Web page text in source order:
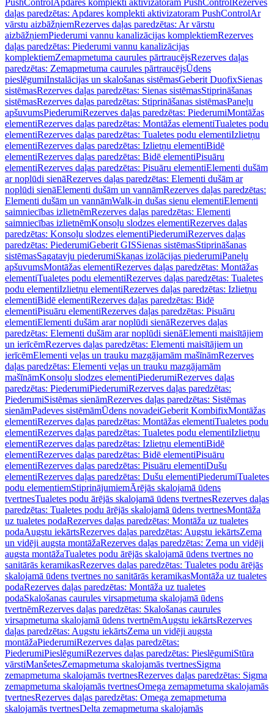
PushControlApdares komplekti aktivizatoram PushControlRezerves
daļas paredzētas: Apdares komplekti aktivizatoram PushControlAr
vārstu aizbāžņiemRezerves daļas paredzētas: Ar vārstu
aizbāžņiemPiederumi vannu kanalizācijas komplektiemRezerves
daļas paredzētas: Piederumi vannu kanalizācijas
komplektiemZemapmetuma caurules pārtraucējsRezerves daļas
paredzētas: Zemapmetuma caurules pārtraucējsŪdens
pieslēgumiInstalācijas un skalošanas sistēmasGeberit DuofixSienas
sistēmasRezerves daļas paredzētas: Sienas sistēmasStiprināšanas
sistēmasRezerves daļas paredzētas: Stiprināšanas sistēmasPaneļu
apšuvumsPiederumiRezerves daļas paredzētas: PiederumiMontāžas
elementiRezerves daļas paredzētas: Montāžas elementiTualetes podu
elementiRezerves daļas paredzētas: Tualetes podu elementiIzlietņu
elementiRezerves daļas paredzētas: Izlietņu elementiBidē
elementiRezerves daļas paredzētas: Bidē elementiPisuāru
elementiRezerves daļas paredzētas: Pisuāru elementiElementi dušām
ar noplūdi sienāRezerves daļas paredzētas: Elementi dušām ar
noplūdi sienāElementi dušām un vannāmRezerves daļas paredzētas:
Elementi dušām un vannāmWalk-in dušas sienu elementiElementi
saimniecības izlietnēmRezerves daļas paredzētas: Elementi
saimniecības izlietnēmKonsoļu slodzes elementiRezerves daļas
paredzētas: Konsoļu slodzes elementiPiederumiRezerves daļas
paredzētas: PiederumiGeberit GISSienas sistēmasStiprināšanas
sistēmasSagatavju piederumiSkaņas izolācijas piederumiPaneļu
apšuvumsMontāžas elementiRezerves daļas paredzētas: Montāžas
elementiTualetes podu elementiRezerves daļas paredzētas: Tualetes
podu elementiIzlietņu elementiRezerves daļas paredzētas: Izlietņu
elementiBidē elementiRezerves daļas paredzētas: Bidē
elementiPisuāru elementiRezerves daļas paredzētas: Pisuāru
elementiElementi dušām arar noplūdi sienāRezerves daļas
paredzētas: Elementi dušām arar noplūdi sienāElementi maisītājiem
un ierīcēmRezerves daļas paredzētas: Elementi maisītājiem un
ierīcēmElementi veļas un trauku mazgājamām mašīnāmRezerves
daļas paredzētas: Elementi veļas un trauku mazgājamām
mašīnāmKonsoļu slodzes elementiPiederumiRezerves daļas
paredzētas: PiederumiPiederumiRezerves daļas paredzētas:
PiederumiSistēmas sienāmRezerves daļas paredzētas: Sistēmas
sienāmPadeves sistēmāmŪdens novadeiGeberit KombifixMontāžas
elementiRezerves daļas paredzētas: Montāžas elementiTualetes podu
elementiRezerves daļas paredzētas: Tualetes podu elementiIzlietņu
elementiRezerves daļas paredzētas: Izlietņu elementiBidē
elementiRezerves daļas paredzētas: Bidē elementiPisuāru
elementiRezerves daļas paredzētas: Pisuāru elementiDušu
elementiRezerves daļas paredzētas: Dušu elementiPiederumiTualetes
podu elementiemStiprinājumiemĀrējās skalojamā ūdens
tvertnesTualetes podu ārējās skalojamā ūdens tvertnesRezerves daļas
paredzētas: Tualetes podu ārējās skalojamā ūdens tvertnesMontāža
uz tualetes podaRezerves daļas paredzētas: Montāža uz tualetes
podaAugstu iekārtsRezerves daļas paredzētas: Augstu iekārtsZema
un vidēji augsta montāžaRezerves daļas paredzētas: Zema un vidēji
augsta montāžaTualetes podu ārējās skalojamā ūdens tvertnes no
sanitārās keramikasRezerves daļas paredzētas: Tualetes podu ārējās
skalojamā ūdens tvertnes no sanitārās keramikasMontāža uz tualetes
podaRezerves daļas paredzētas: Montāža uz tualetes
podaSkalošanas caurules virsapmetuma skalojamā ūdens
tvertnēmRezerves daļas paredzētas: Skalošanas caurules
virsapmetuma skalojamā ūdens tvertnēmAugstu iekārtsRezerves
daļas paredzētas: Augstu iekārtsZema un vidēji augsta
montāžaPiederumiRezerves daļas paredzētas:
PiederumiPieslēgumiRezerves daļas paredzētas: PieslēgumiStūra
vārstiManšetesZemapmetuma skalojamās tvertnesSigma
zemapmetuma skalojamās tvertnesRezerves daļas paredzētas: Sigma
zemapmetuma skalojamās tvertnesOmega zemapmetuma skalojamās
tvertnesRezerves daļas paredzētas: Omega zemapmetuma
skalojamās tvertnesDelta zemapmetuma skalojamās